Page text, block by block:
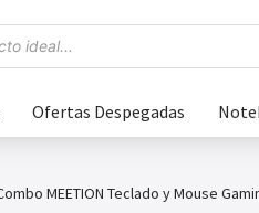
Ofertas Despegadas
MEETION Teclado y Mouse